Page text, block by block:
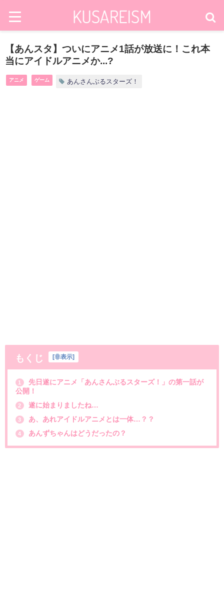
【あんスタ】ついにアニメ1話が放送に！これ本
当にアイドルアニメか...?
アニメ ゲーム あんさんぶるスターズ！
もくじ 非表示
1
先日遂にアニメ「あんさんぶるスターズ！」の第一話が
公開！
2 遂に始まりましたね…
3 あ、あれアイドルアニメとは一体…？？
4 あんずちゃんはどうだったの？